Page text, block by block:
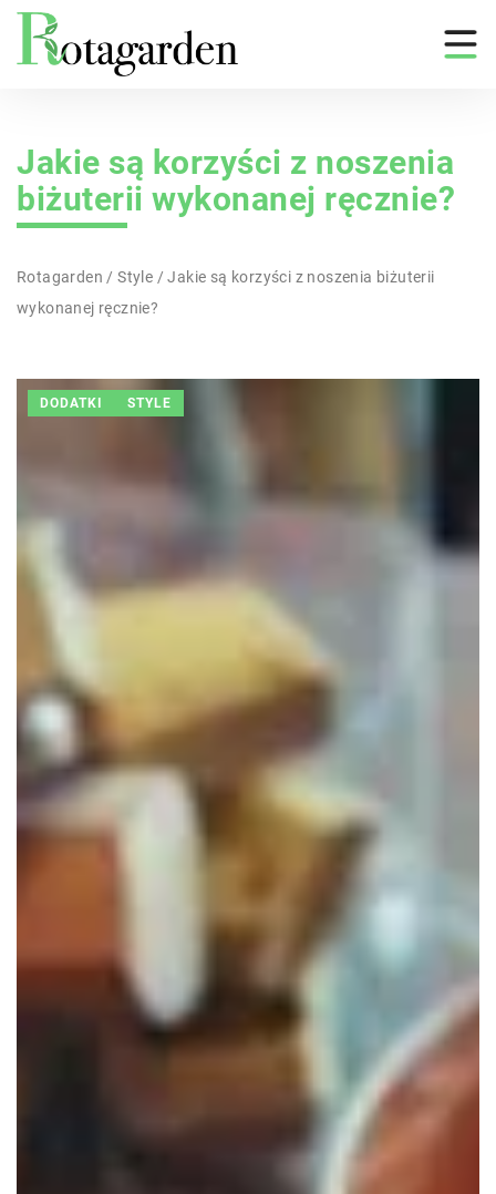
Jakie są korzyści z noszenia
biżuterii wykonanej ręcznie?
Rotagarden /Style /Jakie są korzyści z noszenia biżuterii
wykonanej ręcznie?
DODATKI STYLE